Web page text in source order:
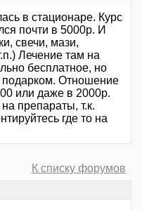
в стационаре. Курс
почти в 5000р. И
свечи, мази,
Лечение там на
бесплатное, но
подарком. Отношение
или даже в 2000р.
препараты, т.к.
где то на
К списку форумов